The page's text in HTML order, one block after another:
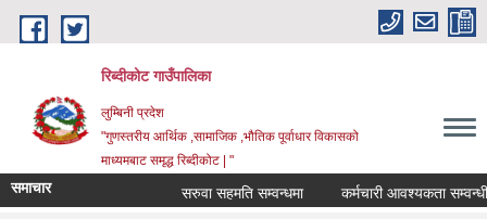
Skip to main content
रिब्दीकोट गाउँपालिका
लुम्बिनी प्रदेश
"गुणस्तरीय आर्थिक ,सामाजिक ,भौतिक पूर्वाधार विकासको
माध्यमबाट समृद्ध रिब्दीकोट | "
समाचार सरुवा सहमति सम्वन्धमा कर्मचारी आवश्यकता सम्वन्धी